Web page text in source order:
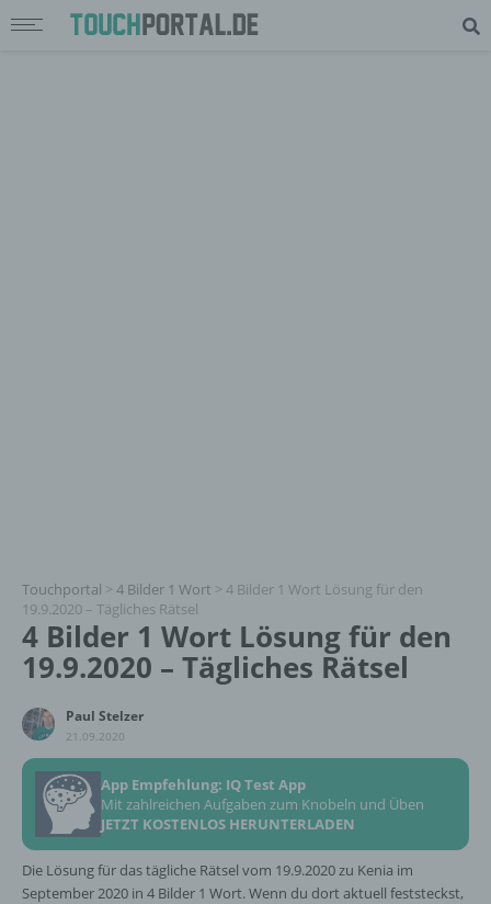
Touchportal > 4 Bilder 1 Wort > 4 Bilder 1 Wort Lösung für den
19.9.2020 – Tägliches Rätsel
4 Bilder 1 Wort Lösung für den
19.9.2020 – Tägliches Rätsel
Paul Stelzer
21.09.2020
App Empfehlung: IQ Test App
Mit zahlreichen Aufgaben zum Knobeln und Üben
JETZT KOSTENLOS HERUNTERLADEN
Die Lösung für das tägliche Rätsel vom 19.9.2020 zu Kenia im
September 2020 in 4 Bilder 1 Wort. Wenn du dort aktuell feststeckst,